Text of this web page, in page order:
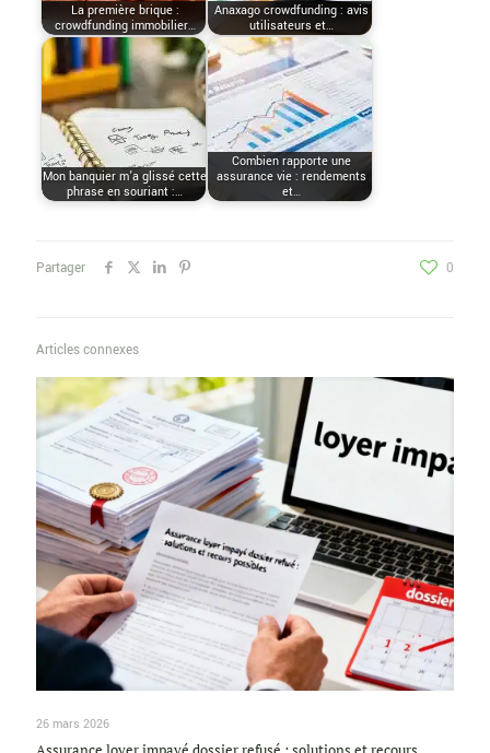
La première brique :
crowdfunding immobilier…
Anaxago crowdfunding : avis
utilisateurs et…
Mon banquier m’a glissé cette
phrase en souriant :…
Combien rapporte une
assurance vie : rendements
et…
Partager 0
Articles connexes
26 mars 2026